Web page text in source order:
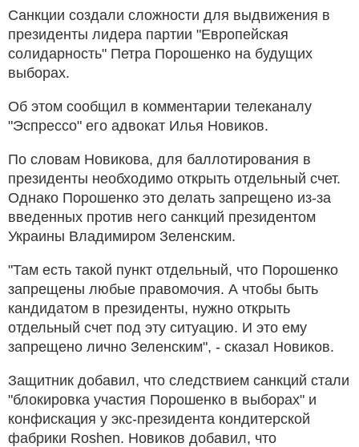
Санкции создали сложности для выдвижения в
президенты лидера партии "Европейская
солидарность" Петра Порошенко на будущих
выборах.
Об этом сообщил в комментарии телеканалу
"Эспрессо" его адвокат Илья Новиков.
По словам Новикова, для баллотирования в
президенты необходимо открыть отдельный счет.
Однако Порошенко это делать запрещено из-за
введенных против него санкций президентом
Украины Владимиром Зеленским.
"Там есть такой пункт отдельный, что Порошенко
запрещены любые правомочия. А чтобы быть
кандидатом в президенты, нужно открыть
отдельный счет под эту ситуацию. И это ему
запрещено лично Зеленским", - сказал Новиков.
Защитник добавил, что следствием санкций стали
"блокировка участия Порошенко в выборах" и
конфискация у экс-президента кондитерской
фабрики Roshen. Новиков добавил, что